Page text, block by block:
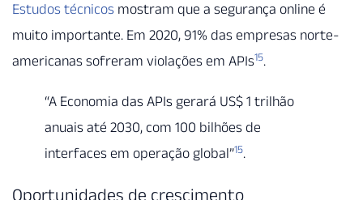
Estudos técnicos mostram que a segurança online é
muito importante. Em 2020, 91% das empresas norte-
americanas sofreram violações em APIs15.
“A Economia das APIs gerará US$ 1 trilhão
anuais até 2030, com 100 bilhões de
interfaces em operação global”15.
Oportunidades de crescimento